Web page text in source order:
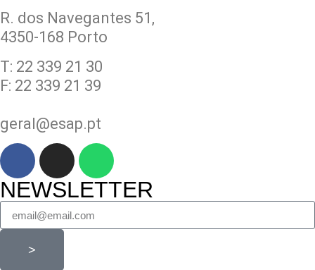
R. dos Navegantes 51,
4350-168 Porto
T: 22 339 21 30
F: 22 339 21 39
geral@esap.pt
NEWSLETTER
>